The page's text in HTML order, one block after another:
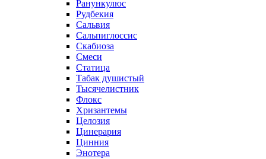
Ранункулюс
Рудбекия
Сальвия
Сальпиглоссис
Скабиоза
Смеси
Статица
Табак душистый
Тысячелистник
Флокс
Хризантемы
Целозия
Цинерария
Цинния
Энотера